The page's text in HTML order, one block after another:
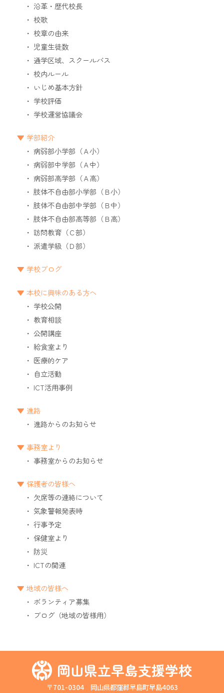
沿革・歴代校長
校歌
校章の由来
児童生徒数
通学区域、スクールバス
校内ルール
いじめ基本方針
学校評価
学校運営協議会
学部紹介
病弱部小学部（Ａ小）
病弱部中学部（Ａ中）
病弱部高学部（Ａ高）
肢体不自由部小学部（Ｂ小）
肢体不自由部中学部（Ｂ中）
肢体不自由部高等部（Ｂ高）
訪問教育（Ｃ部）
派遣学級（Ｄ部）
学校ブログ
本校に興味のある方へ
学校公開
教育相談
公開講座
給食室より
医療的ケア
自立活動
ICT活用事例
進路
進路からのお知らせ
事務室より
事務室からのお知らせ
保護者の皆様へ
欠席等の連絡について
気象警報発表時
行事予定
保健室より
防災
ICTの関連
地域の皆様へ
ボランティア募集
ブログ（地域の皆様用）
岡山県立早島支援学校
〒701-0304 岡山県都窪郡早島町早島4063